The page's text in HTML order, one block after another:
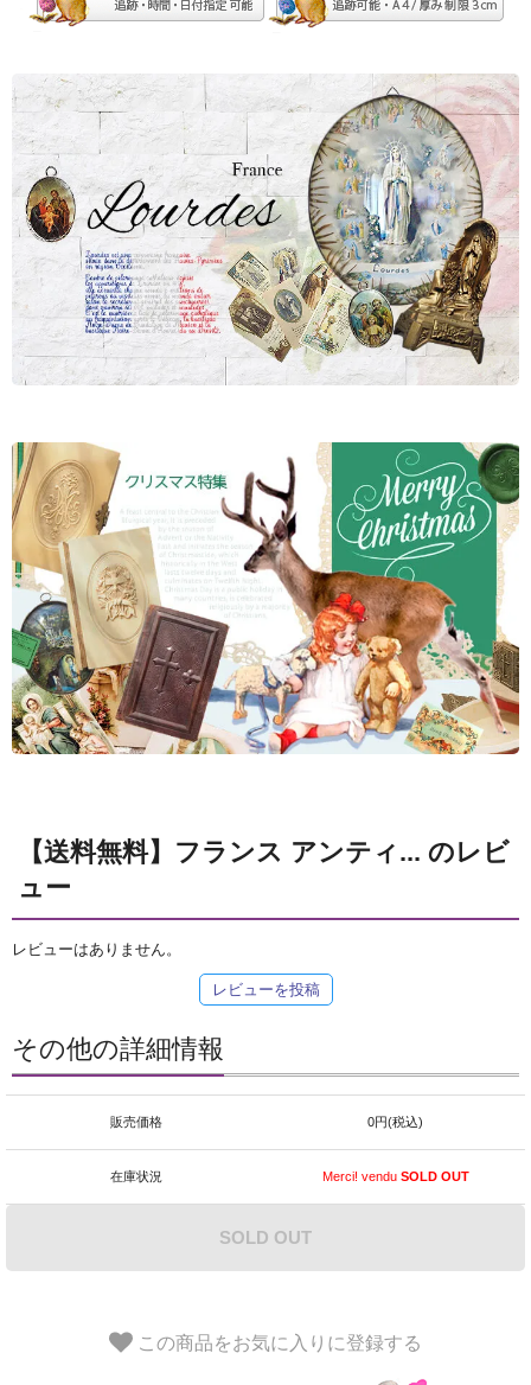
【送料無料】フランス アンティ... のレビ
ュー
レビューはありません。
レビューを投稿
その他の詳細情報
販売価格 0円(税込)
在庫状況 Merci! venduSOLD OUT
SOLD OUT
この商品をお気に入りに登録する